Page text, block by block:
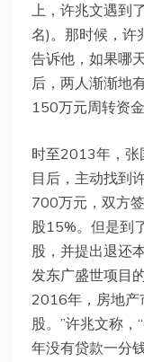
上，许兆文遇到
名)。那时候，许
告诉他，如果哪
后，两人渐渐地
150万元周转资金
时至2013年，张
目后，主动找到
700万元，双方
股15%。但是到
股，并提出退还
发东广盛世项目
2016年，房地产
股。”许兆文称
年没有贷款一分